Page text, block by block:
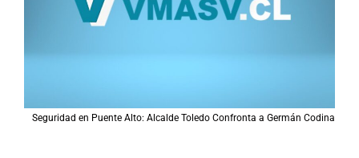
Seguridad en Puente Alto: Alcalde Toledo Confronta a Germán Codina